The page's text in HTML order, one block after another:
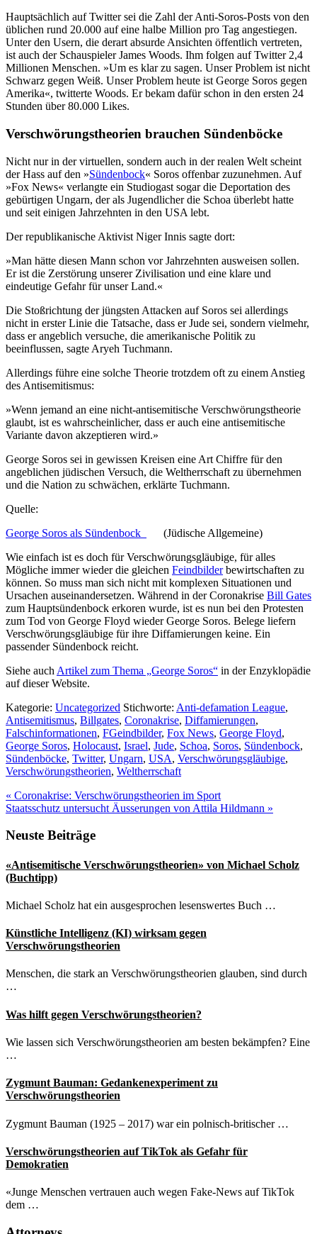
Hauptsächlich auf Twitter sei die Zahl der Anti-Soros-Posts von den
üblichen rund 20.000 auf eine halbe Million pro Tag angestiegen.
Unter den Usern, die derart absurde Ansichten öffentlich vertreten,
ist auch der Schauspieler James Woods. Ihm folgen auf Twitter 2,4
Millionen Menschen. »Um es klar zu sagen. Unser Problem ist nicht
Schwarz gegen Weiß. Unser Problem heute ist George Soros gegen
Amerika«, twitterte Woods. Er bekam dafür schon in den ersten 24
Stunden über 80.000 Likes.
Verschwörungstheorien brauchen Sündenböcke
Nicht nur in der virtuellen, sondern auch in der realen Welt scheint
der Hass auf den »Sündenbock« Soros offenbar zuzunehmen. Auf
»Fox News« verlangte ein Studiogast sogar die Deportation des
gebürtigen Ungarn, der als Jugendlicher die Schoa überlebt hatte
und seit einigen Jahrzehnten in den USA lebt.
Der republikanische Aktivist Niger Innis sagte dort:
»Man hätte diesen Mann schon vor Jahrzehnten ausweisen sollen.
Er ist die Zerstörung unserer Zivilisation und eine klare und
eindeutige Gefahr für unser Land.«
Die Stoßrichtung der jüngsten Attacken auf Soros sei allerdings
nicht in erster Linie die Tatsache, dass er Jude sei, sondern vielmehr,
dass er angeblich versuche, die amerikanische Politik zu
beeinflussen, sagte Aryeh Tuchmann.
Allerdings führe eine solche Theorie trotzdem oft zu einem Anstieg
des Antisemitismus:
»Wenn jemand an eine nicht-antisemitische Verschwörungstheorie
glaubt, ist es wahrscheinlicher, dass er auch eine antisemitische
Variante davon akzeptieren wird.»
George Soros sei in gewissen Kreisen eine Art Chiffre für den
angeblichen jüdischen Versuch, die Weltherrschaft zu übernehmen
und die Nation zu schwächen, erklärte Tuchmann.
Quelle:
George Soros als Sündenbock
(Jüdische Allgemeine)
Wie einfach ist es doch für Verschwörungsgläubige, für alles
Mögliche immer wieder die gleichen Feindbilderbewirtschaften zu
können. So muss man sich nicht mit komplexen Situationen und
Ursachen auseinandersetzen. Während in der Coronakrise Bill Gates
zum Hauptsündenbock erkoren wurde, ist es nun bei den Protesten
zum Tod von George Floyd wieder George Soros. Belege liefern
Verschwörungsgläubige für ihre Diffamierungen keine. Ein
passender Sündenbock reicht.
Siehe auch Artikel zum Thema „George Soros“ in der Enzyklopädie
auf dieser Website.
Kategorie: Uncategorized Stichworte: Anti-defamation League,
Antisemitismus, Billgates, Coronakrise, Diffamierungen,
Falschinformationen, FGeindbilder, Fox News, George Floyd,
George Soros, Holocaust, Israel, Jude, Schoa, Soros, Sündenbock,
Sündenböcke, Twitter, Ungarn, USA, Verschwörungsgläubige,
Verschwörungstheorien, Weltherrschaft
Vorheriger
Beitrag:
« Coronakrise: Verschwörungstheorien im Sport
Nächster
Staatsschutz untersucht Äusserungen von Attila Hildmann »
Seitenspalte
Neuste Beiträge
«Antisemitische Verschwörungstheorien» von Michael Scholz
(Buchtipp)
Michael Scholz hat ein ausgesprochen lesenswertes Buch …
Künstliche Intelligenz (KI) wirksam gegen
Verschwörungstheorien
Menschen, die stark an Verschwörungstheorien glauben, sind durch
…
Was hilft gegen Verschwörungstheorien?
Wie lassen sich Verschwörungstheorien am besten bekämpfen? Eine
…
Zygmunt Bauman: Gedankenexperiment zu
Verschwörungstheorien
Zygmunt Bauman (1925 – 2017) war ein polnisch-britischer …
Verschwörungstheorien auf TikTok als Gefahr für
Demokratien
«Junge Menschen vertrauen auch wegen Fake-News auf TikTok
dem …